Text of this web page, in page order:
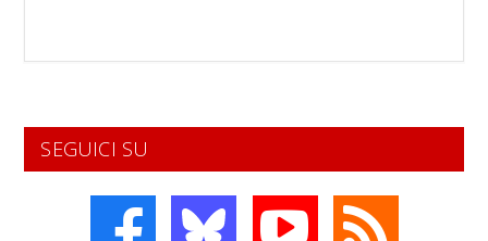
SEGUICI SU